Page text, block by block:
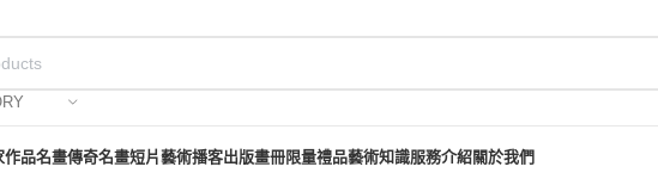
作品名畫傳奇名畫短片藝術播客出版畫冊限量禮品藝術知識服務介紹關於我們